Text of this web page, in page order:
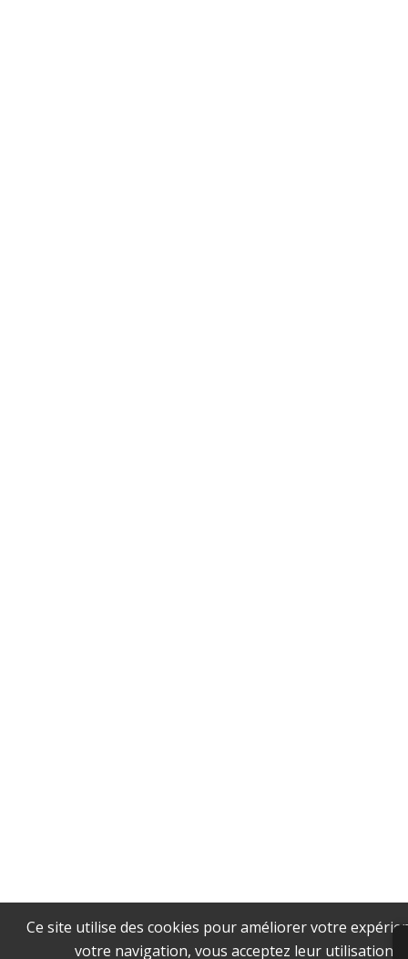
Ce site utilise des cookies pour améliorer votre
votre navigation, vous acceptez leur utilisation.